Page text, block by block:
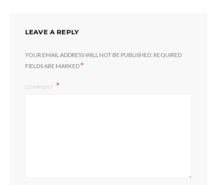
LEAVE A REPLY
YOUR EMAIL ADDRESS WILL NOT BE PUBLISHED. REQUIRED
FIELDS ARE MARKED*
COMMENT